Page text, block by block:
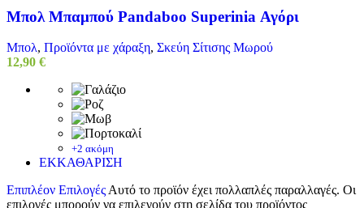
Μπολ Μπαμπού Pandaboo Superinia Αγόρι
Μπολ, Προϊόντα με χάραξη, Σκεύη Σίτισης Μωρού
12,90 €
+2 ακόμη
ΕΚΚΑΘΑΡΙΣΗ
Επιπλέον Επιλογές Αυτό το προϊόν έχει πολλαπλές παραλλαγές. Οι
επιλογές μπορούν να επιλεγούν στη σελίδα του προϊόντος